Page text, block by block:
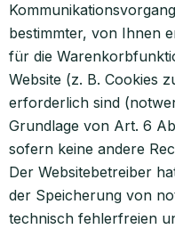
bestimmter, von Ihnen
für die
Website (z. B. Cookies
erforderlich sind
Grundlage von Art. 6
sofern keine andere
Der Websitebetreiber
der Speicherung von
technisch fehlerfreien